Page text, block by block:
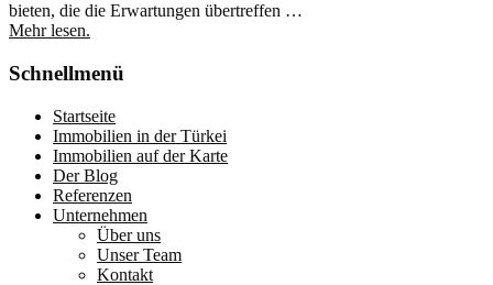
bieten, die die Erwartungen übertreffen …
Mehr lesen.
Schnellmenü
Startseite
Immobilien in der Türkei
Immobilien auf der Karte
Der Blog
Referenzen
Unternehmen
Über uns
Unser Team
Kontakt